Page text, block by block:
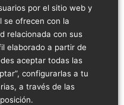
Innovación y Tecnología
Trabaja con nosotros
Política de Cookies
por el sitio web y
se ofrecen con la
relacionada con sus
elaborado a partir de
aceptar todas las
configurarlas a tu
a través de las